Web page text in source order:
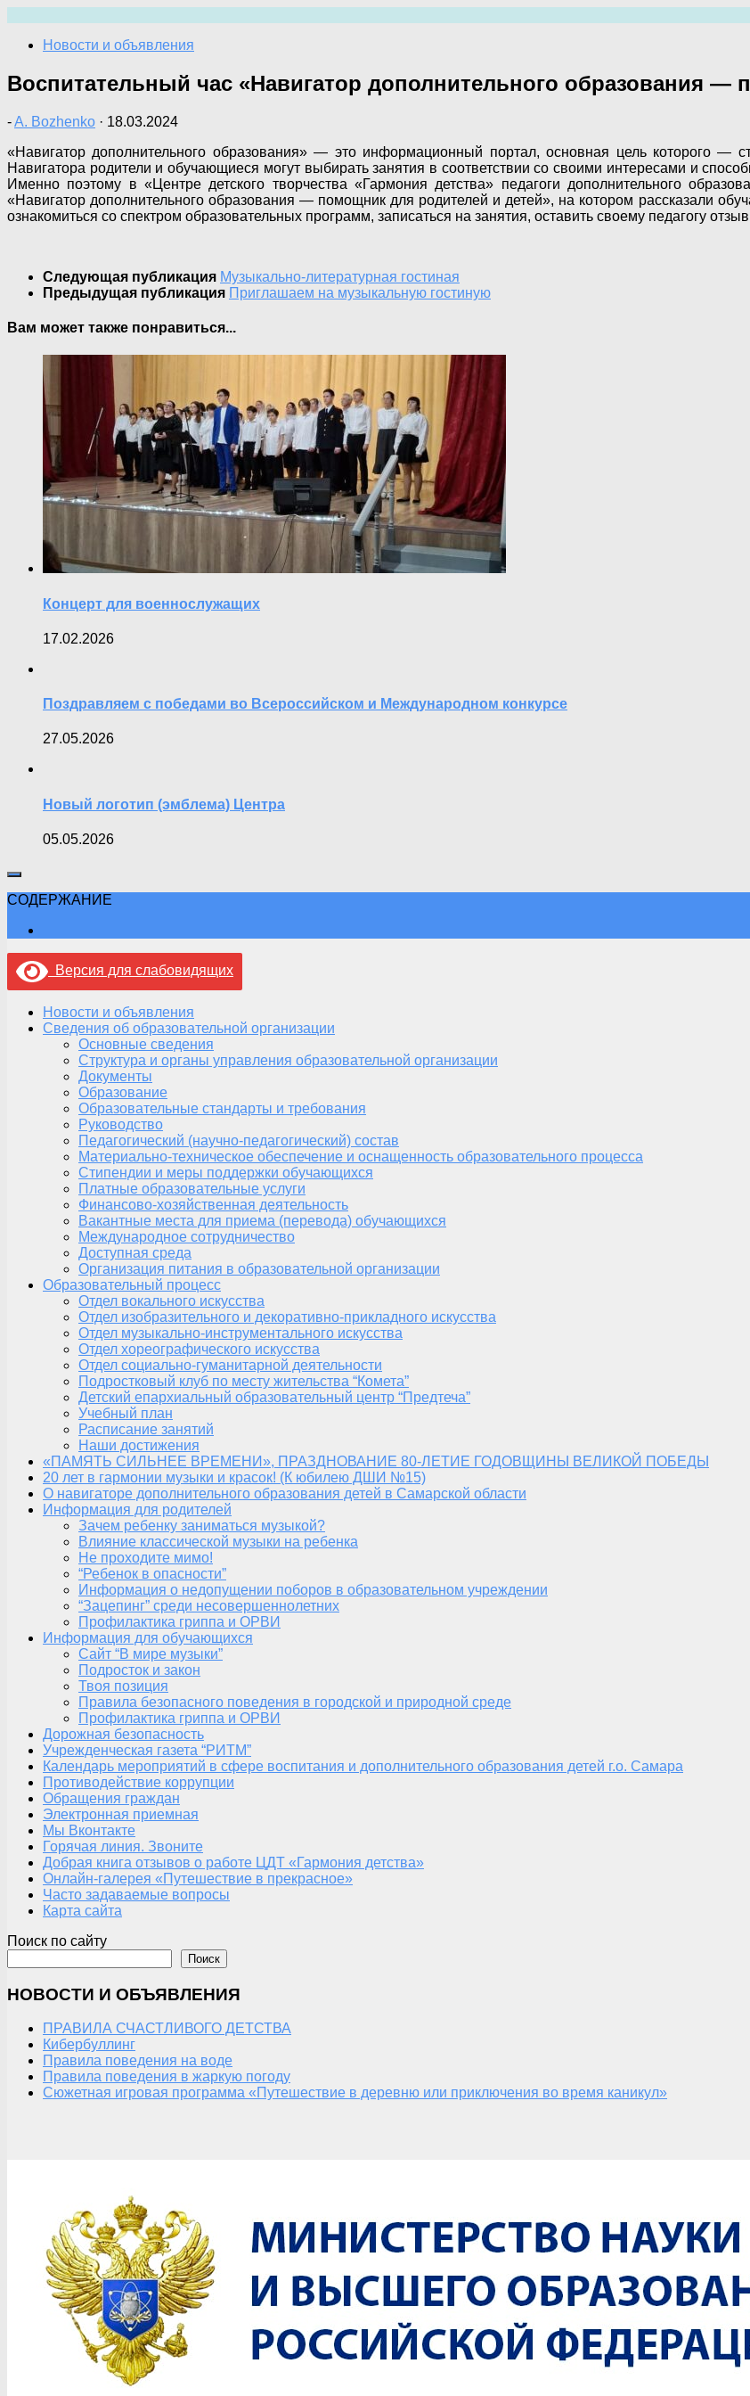
содержимому
Новости и объявления
Воспитательный час «Навигатор дополнительного образования —
-A. Bozhenko · 18.03.2024
«Навигатор дополнительного образования» — это информационный портал, основная цель которого
Навигатора родители и обучающиеся могут выбирать занятия в соответствии со своими интересами и
Именно поэтому в «Центре детского творчества «Гармония детства» педагоги дополнительного
«Навигатор дополнительного образования — помощник для родителей и детей», на котором рассказали
ознакомиться со спектром образовательных программ, записаться на занятия, оставить своему педагогу отзыв
Следующая публикация Музыкально-литературная гостиная
Предыдущая публикация Приглашаем на музыкальную гостиную
Вам может также понравиться...
Концерт для военнослужащих
17.02.2026
Поздравляем с победами во Всероссийском и Международном конкурсе
27.05.2026
Новый логотип (эмблема) Центра
05.05.2026
СОДЕРЖАНИЕ
Версия для слабовидящих
Новости и объявления
Сведения об образовательной организации
Основные сведения
Структура и органы управления образовательной организации
Документы
Образование
Образовательные стандарты и требования
Руководство
Педагогический (научно-педагогический) состав
Материально-техническое обеспечение и оснащенность образовательного процесса
Стипендии и меры поддержки обучающихся
Платные образовательные услуги
Финансово-хозяйственная деятельность
Вакантные места для приема (перевода) обучающихся
Международное сотрудничество
Доступная среда
Организация питания в образовательной организации
Образовательный процесс
Отдел вокального искусства
Отдел изобразительного и декоративно-прикладного искусства
Отдел музыкально-инструментального искусства
Отдел хореографического искусства
Отдел социально-гуманитарной деятельности
Подростковый клуб по месту жительства “Комета”
Детский епархиальный образовательный центр “Предтеча”
Учебный план
Расписание занятий
Наши достижения
«ПАМЯТЬ СИЛЬНЕЕ ВРЕМЕНИ», ПРАЗДНОВАНИЕ 80-ЛЕТИЕ ГОДОВЩИНЫ ВЕЛИКОЙ ПОБЕДЫ
20 лет в гармонии музыки и красок! (К юбилею ДШИ №15)
О навигаторе дополнительного образования детей в Самарской области
Информация для родителей
Зачем ребенку заниматься музыкой?
Влияние классической музыки на ребенка
Не проходите мимо!
“Ребенок в опасности”
Информация о недопущении поборов в образовательном учреждении
“Зацепинг” среди несовершеннолетних
Профилактика гриппа и ОРВИ
Информация для обучающихся
Сайт “В мире музыки”
Подросток и закон
Твоя позиция
Правила безопасного поведения в городской и природной среде
Профилактика гриппа и ОРВИ
Дорожная безопасность
Учрежденческая газета “РИТМ”
Календарь мероприятий в сфере воспитания и дополнительного образования детей г.о. Самара
Противодействие коррупции
Обращения граждан
Электронная приемная
Мы Вконтакте
Горячая линия. Звоните
Добрая книга отзывов о работе ЦДТ «Гармония детства»
Онлайн-галерея «Путешествие в прекрасное»
Часто задаваемые вопросы
Карта сайта
Поиск по сайту
Поиск
НОВОСТИ И ОБЪЯВЛЕНИЯ
ПРАВИЛА СЧАСТЛИВОГО ДЕТСТВА
Кибербуллинг
Правила поведения на воде
Правила поведения в жаркую погоду
Сюжетная игровая программа «Путешествие в деревню или приключения во время каникул»